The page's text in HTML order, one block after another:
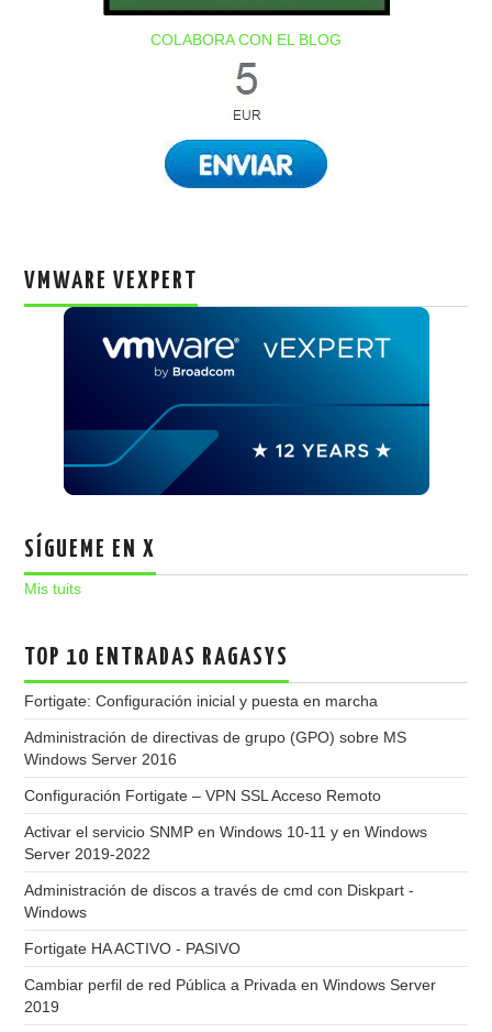
COLABORA CON EL BLOG
VMWARE VEXPERT
SÍGUEME EN X
Mis tuits
TOP 10 ENTRADAS RAGASYS
Fortigate: Configuración inicial y puesta en marcha
Administración de directivas de grupo (GPO) sobre MS
Windows Server 2016
Configuración Fortigate – VPN SSL Acceso Remoto
Activar el servicio SNMP en Windows 10-11 y en Windows
Server 2019-2022
Administración de discos a través de cmd con Diskpart -
Windows
Fortigate HA ACTIVO - PASIVO
Cambiar perfil de red Pública a Privada en Windows Server
2019